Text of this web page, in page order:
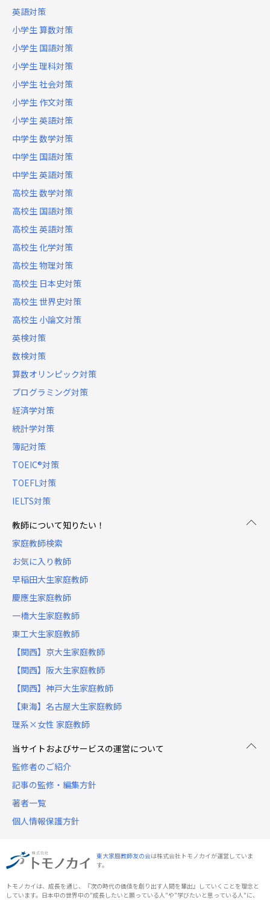
英語対策
小学生 算数対策
小学生 国語対策
小学生 理科対策
小学生 社会対策
小学生 作文対策
小学生 英語対策
中学生 数学対策
中学生 国語対策
中学生 英語対策
高校生 数学対策
高校生 国語対策
高校生 英語対策
高校生 化学対策
高校生 物理対策
高校生 日本史対策
高校生 世界史対策
高校生 小論文対策
英検対策
数検対策
算数オリンピック対策
プログラミング対策
経済学対策
統計学対策
簿記対策
TOEIC®対策
TOEFL対策
IELTS対策
教師について知りたい！
家庭教師検索
お気に入り教師
早稲田大生家庭教師
慶應生家庭教師
一橋大生家庭教師
東工大生家庭教師
【関西】京大生家庭教師
【関西】阪大生家庭教師
【関西】神戸大生家庭教師
【東海】名古屋大生家庭教師
理系×女性 家庭教師
当サイトおよびサービスの運営について
監修者のご紹介
記事の監修・編集方針
著者一覧
個人情報保護方針
東大家庭教師友の会は株式会社トモノカイが運営していま
す。
トモノカイは、成長を通じ、『次の時代の価値を創り出す人間を輩出』していくことを理念と
しています。日本中の世界中の"成長したいと願っている人"や"学びたいと思っている人"に、